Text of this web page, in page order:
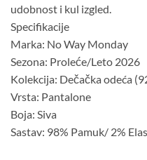
udobnost i kul izgled.
Specifikacije
Marka: No Way Monday
Sezona: Proleće/Leto 2026
Kolekcija: Dečačka odeća
Vrsta: Pantalone
Boja: Siva
Sastav: 98% Pamuk/ 2%